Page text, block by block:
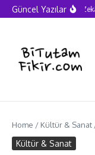
Skip to content
Güncel YazılarYapay
Home / Kültür & Sanat
Kültür & Sanat